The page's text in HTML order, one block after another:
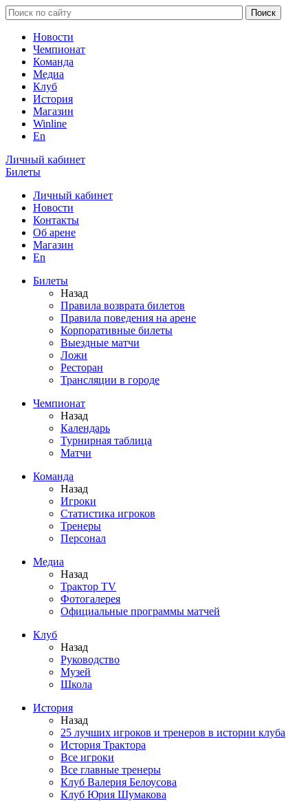
Новости
Чемпионат
Команда
Медиа
Клуб
История
Магазин
Winline
En
Личный кабинет
Билеты
Личный кабинет
Новости
Контакты
Об арене
Магазин
En
Билеты
Назад
Правила возврата билетов
Правила поведения на арене
Корпоративные билеты
Выездные матчи
Ложи
Ресторан
Трансляции в городе
Чемпионат
Назад
Календарь
Турнирная таблица
Матчи
Команда
Назад
Игроки
Статистика игроков
Тренеры
Персонал
Медиа
Назад
Трактор TV
Фотогалерея
Официальные программы матчей
Клуб
Назад
Руководство
Музей
Школа
История
Назад
25 лучших игроков и тренеров в истории клуба
История Трактора
Все игроки
Все главные тренеры
Клуб Валерия Белоусова
Клуб Юрия Шумакова